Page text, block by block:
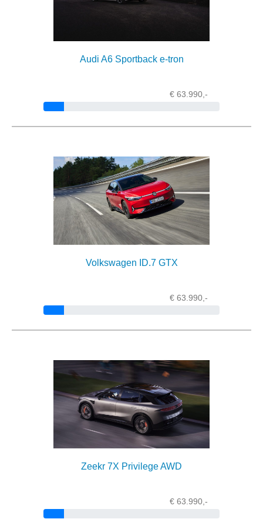
Audi A6 Sportback e-tron
€ 63.990,-
Volkswagen ID.7 GTX
€ 63.990,-
Zeekr 7X Privilege AWD
€ 63.990,-